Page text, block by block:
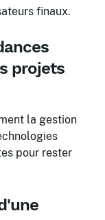
finaux.
projets
la gestion
pour rester